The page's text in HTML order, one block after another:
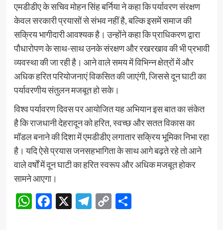
एमडीडीए के सचिव मोहन सिंह बर्निया ने कहा कि पर्यावरण संरक्षण
केवल सरकारी प्रयासों से संभव नहीं है, बल्कि इसमें समाज की
सक्रिय भागीदारी आवश्यक है। उन्होंने कहा कि प्राधिकरण द्वारा
पौधारोपण के साथ-साथ उनके संरक्षण और रखरखाव की भी प्रभावी
व्यवस्था की जा रही है। आने वाले समय में विभिन्न क्षेत्रों में और
अधिक हरित परियोजनाएं विकसित की जाएंगी, जिससे दून घाटी का
पर्यावरणीय संतुलन मजबूत हो सके।
विश्व पर्यावरण दिवस पर आयोजित यह अभियान इस बात का संकेत
है कि राजधानी देहरादून को हरित, स्वच्छ और सतत विकास का
मॉडल बनाने की दिशा में एमडीडीए लगातार सक्रिय भूमिका निभा रहा
है। यदि ऐसे प्रयास जनसहभागिता के साथ आगे बढ़ते रहे तो आने
वाले वर्षों में दून घाटी का हरित स्वरूप और अधिक मजबूत होकर
सामने आएगा।
WhatsApp
Facebook
X Telegram
CopyShare